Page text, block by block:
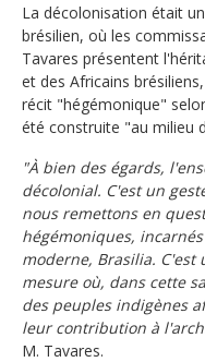
La décolonisation était
brésilien, où les
Tavares présentent
et des Africains
récit "hégémonique"
été construite "au milieu
"À bien des égards,
décolonial. C'est un
nous remettons en
hégémoniques,
moderne, Brasilia. C'est
mesure où, dans cette
des peuples indigènes
leur contribution à
M. Tavares.